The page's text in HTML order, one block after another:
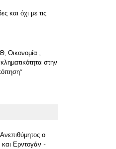
και όχι με τις
Οικονομία ,
στην
ο
Ερντογάν -